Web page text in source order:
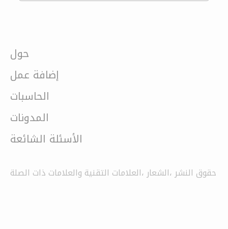
حول
إضافة عمل
الحاسبات
المدونات
الأسئلة الشائعة
حقوق النشر ،الشعار ،العلامات التقنية والعلامات ذات الصلة